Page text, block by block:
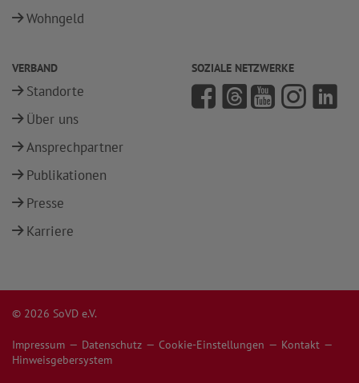
Wohngeld
VERBAND
Standorte
Über uns
Ansprechpartner
Publikationen
Presse
Karriere
SOZIALE NETZWERKE
© 2026 SoVD e.V.
Impressum Datenschutz Cookie-Einstellungen
Kontakt
Hinweisgebersystem